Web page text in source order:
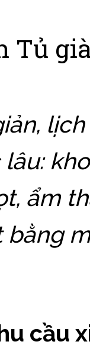
Tủ
ẩm
cầu